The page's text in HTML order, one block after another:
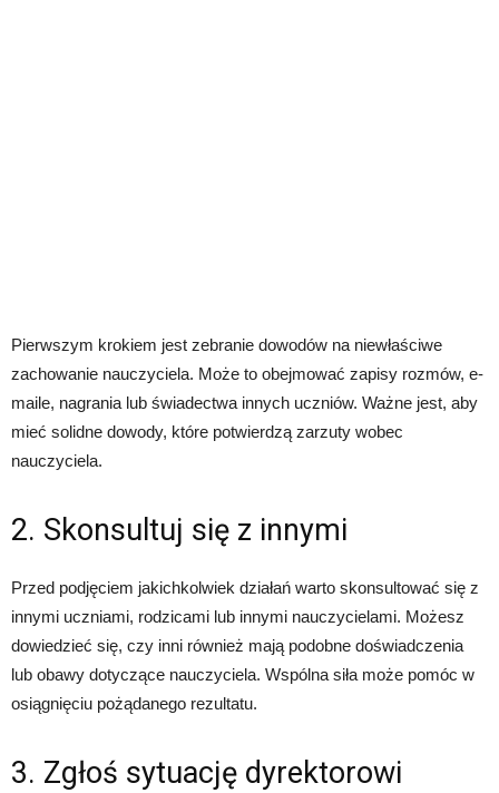
Pierwszym krokiem jest zebranie dowodów na niewłaściwe
zachowanie nauczyciela. Może to obejmować zapisy rozmów, e-
maile, nagrania lub świadectwa innych uczniów. Ważne jest, aby
mieć solidne dowody, które potwierdzą zarzuty wobec
nauczyciela.
2. Skonsultuj się z innymi
Przed podjęciem jakichkolwiek działań warto skonsultować się z
innymi uczniami, rodzicami lub innymi nauczycielami. Możesz
dowiedzieć się, czy inni również mają podobne doświadczenia
lub obawy dotyczące nauczyciela. Wspólna siła może pomóc w
osiągnięciu pożądanego rezultatu.
3. Zgłoś sytuację dyrektorowi